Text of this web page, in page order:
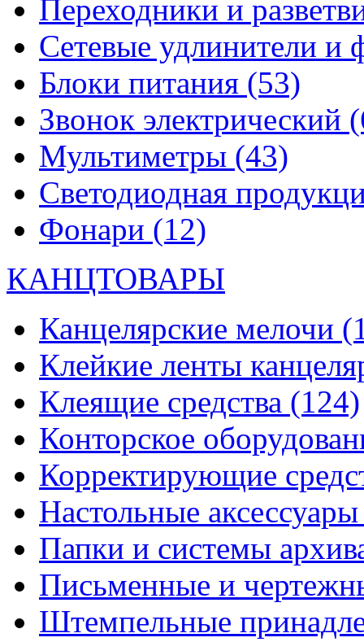
Переходники и
Сетевые удлинители и
Блоки питания (53)
Звонок электрический
Мультиметры (43)
Светодиодная
Фонари (12)
КАНЦТОВАРЫ
Канцелярские мелочи
Клейкие ленты
Клеящие средства (124)
Конторское
Корректирующие
Настольные
Папки и системы
Письменные и
Штемпельные